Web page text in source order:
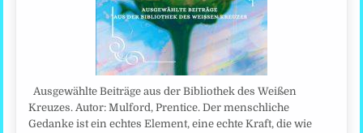
Ausgewählte Beiträge aus der Bibliothek des Weißen
Kreuzes. Autor: Mulford, Prentice. Der menschliche
Gedanke ist ein echtes Element, eine echte Kraft, die wie